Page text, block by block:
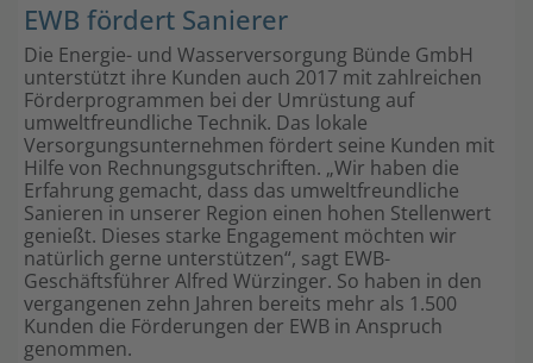
EWB fördert Sanierer
Die Energie- und Wasserversorgung Bünde GmbH
unterstützt ihre Kunden auch 2017 mit zahlreichen
Förderprogrammen bei der Umrüstung auf
umweltfreundliche Technik. Das lokale
Versorgungsunternehmen fördert seine Kunden mit
Hilfe von Rechnungsgutschriften. „Wir haben die
Erfahrung gemacht, dass das umweltfreundliche
Sanieren in unserer Region einen hohen Stellenwert
genießt. Dieses starke Engagement möchten wir
natürlich gerne unterstützen“, sagt EWB-
Geschäftsführer Alfred Würzinger. So haben in den
vergangenen zehn Jahren bereits mehr als 1.500
Kunden die Förderungen der EWB in Anspruch
genommen.
Netz
Über uns
Shop